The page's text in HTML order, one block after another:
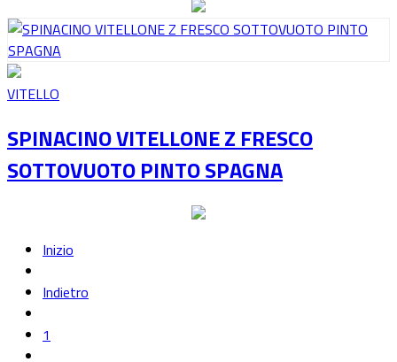
VITELLO
SPINACINO VITELLONE Z FRESCO
SOTTOVUOTO PINTO SPAGNA
Inizio
Indietro
1